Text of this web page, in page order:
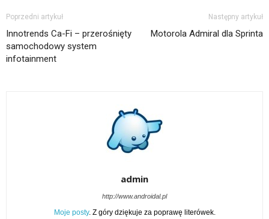
Poprzedni artykuł
Innotrends Ca-Fi – przerośnięty
samochodowy system
infotainment
Następny artykuł
Motorola Admiral dla Sprinta
admin
http://www.androidal.pl
Moje posty. Z góry dziękuje za poprawę literówek.